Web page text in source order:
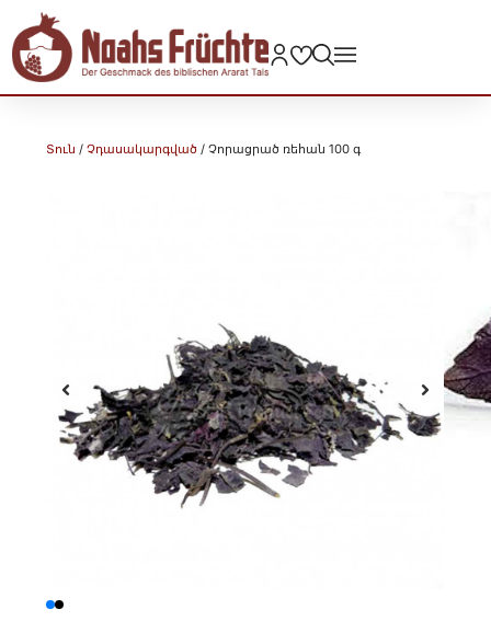
Տուն /Չդասակարգված / Չորացրած ռեհան 100 գ